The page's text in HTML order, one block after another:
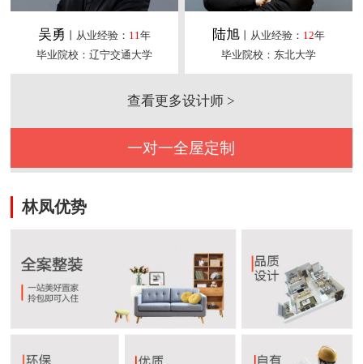
吴勇 丨从业经验： 11年
毕业院校：辽宁交通大学
陆旭丨从业经验： 12年
毕业院校：东北大学
查看更多设计师 >
一对一全屋定制
林凤优势